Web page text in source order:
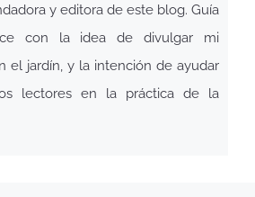
y editora de este blog. Guía
con la idea de divulgar mi
el jardín, y la intención de ayudar
lectores en la práctica de la